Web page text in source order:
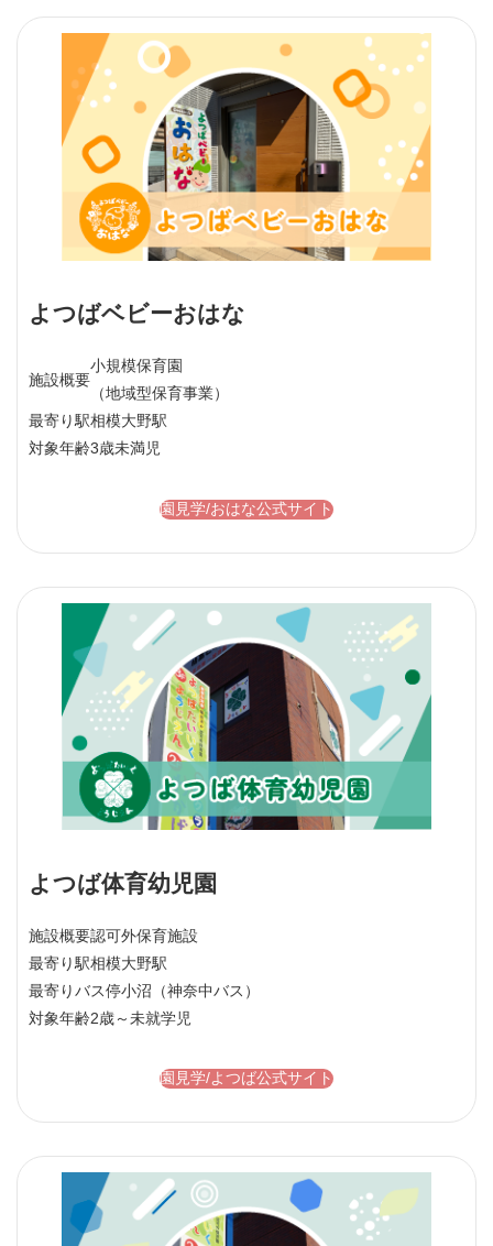
よつばベビーおはな
施設概要
小規模保育園
（地域型保育事業）
最寄り駅相模大野駅
対象年齢3歳未満児
園見学/おはな公式サイト
よつば体育幼児園
施設概要認可外保育施設
最寄り駅相模大野駅
最寄りバス停小沼（神奈中バス）
対象年齢2歳～未就学児
園見学/よつば公式サイト